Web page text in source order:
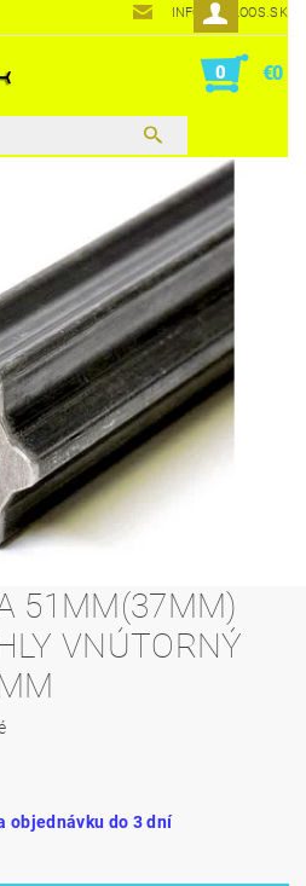
INFO@POLOOS.SK
0 €0
51MM(37MM)
VNÚTORNÝ
objednávku do 3 dní